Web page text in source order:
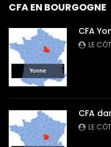
CFA EN BOURGOGNE
CFA
LE
CFA
LE